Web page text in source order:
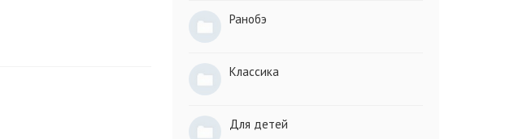
Ранобэ
Классика
Для детей